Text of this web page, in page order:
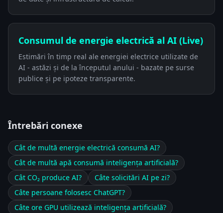
Consumul de energie electrică al AI (Live)
Estimări în timp real ale energiei electrice utilizate de
AI - astăzi și de la începutul anului - bazate pe surse
publice și pe ipoteze transparente.
Întrebări conexe
Cât de multă energie electrică consumă AI?
Cât de multă apă consumă inteligența artificială?
Cât CO₂ produce AI?
Câte solicitări AI pe zi?
Câte persoane folosesc ChatGPT?
Câte ore GPU utilizează inteligența artificială?